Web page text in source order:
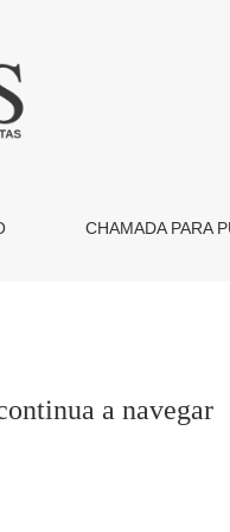
CHAMADA PARA
a navegar